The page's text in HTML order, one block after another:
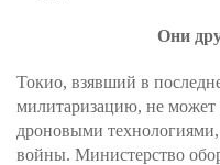
Они
Токио, взявший в
милитаризацию, не может
дроновыми
войны. Министерство